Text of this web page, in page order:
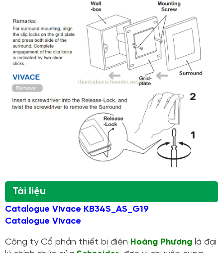
Tài liệu
Catalogue Vivace KB34S_AS_G19
Catalogue Vivace
Công ty Cổ phần thiết bị điện Hoàng Phương là đại